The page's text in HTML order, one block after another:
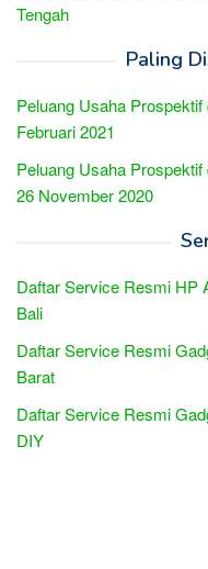
Tengah
Paling
Peluang Usaha
Februari 2021
Peluang Usaha
26 November 2020
Daftar Service Resmi HP
Bali
Daftar Service Resmi
Barat
Daftar Service Resmi
DIY